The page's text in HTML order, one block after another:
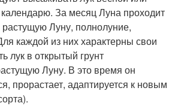
За месяц Луна проходит
Луну, полнолуние,
каждой из них характерны свои
лук в открытый грунт
Луну. В это время он
прорастает, адаптируется к новым